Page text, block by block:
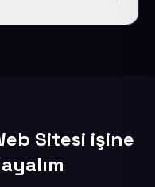
Sitesi işine